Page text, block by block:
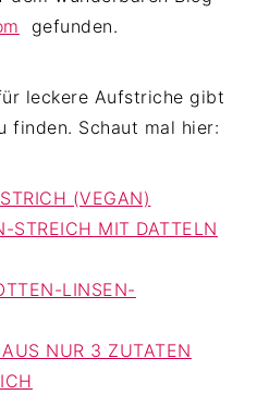
gefunden.
leckere Aufstriche gibt
finden. Schaut mal hier:
(VEGAN)
STREICH MIT DATTELN
LINSEN-
NUR 3 ZUTATEN